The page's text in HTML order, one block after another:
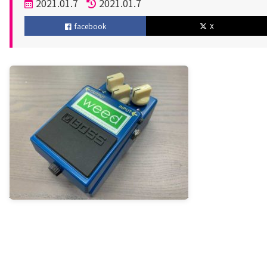
投
稿
日
2021.01.7
更
新
2021.01.7
facebook X